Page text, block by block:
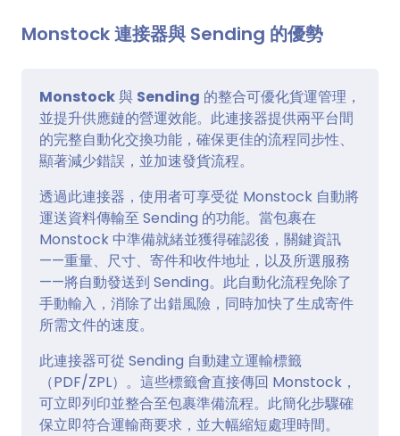
Monstock 連接器與 Sending 的優勢
Monstock與 Sending 的整合可優化貨運管理，
並提升供應鏈的營運效能。此連接器提供兩平台間
的完整自動化交換功能，確保更佳的流程同步性、
顯著減少錯誤，並加速發貨流程。
透過此連接器，使用者可享受從 Monstock 自動將
運送資料傳輸至 Sending 的功能。當包裹在
Monstock 中準備就緒並獲得確認後，關鍵資訊
——重量、尺寸、寄件和收件地址，以及所選服務
——將自動發送到 Sending。此自動化流程免除了
手動輸入，消除了出錯風險，同時加快了生成寄件
所需文件的速度。
此連接器可從 Sending 自動建立運輸標籤
（PDF/ZPL）。這些標籤會直接傳回 Monstock，
可立即列印並整合至包裹準備流程。此簡化步驟確
保立即符合運輸商要求，並大幅縮短處理時間。